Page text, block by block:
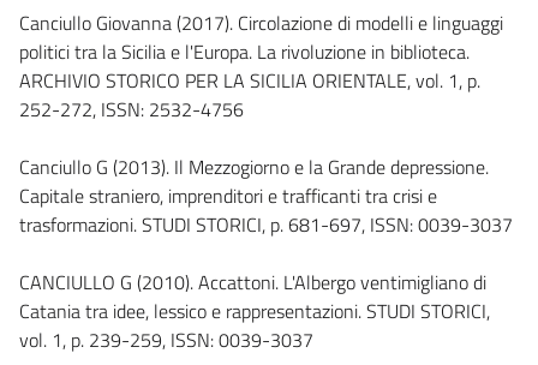
Canciullo Giovanna (2017). Circolazione di modelli e linguaggi
politici tra la Sicilia e l'Europa. La rivoluzione in biblioteca.
ARCHIVIO STORICO PER LA SICILIA ORIENTALE, vol. 1, p.
252-272, ISSN: 2532-4756
Canciullo G (2013). Il Mezzogiorno e la Grande depressione.
Capitale straniero, imprenditori e trafficanti tra crisi e
trasformazioni. STUDI STORICI, p. 681-697, ISSN: 0039-3037
CANCIULLO G (2010). Accattoni. L'Albergo ventimigliano di
Catania tra idee, lessico e rappresentazioni. STUDI STORICI,
vol. 1, p. 239-259, ISSN: 0039-3037